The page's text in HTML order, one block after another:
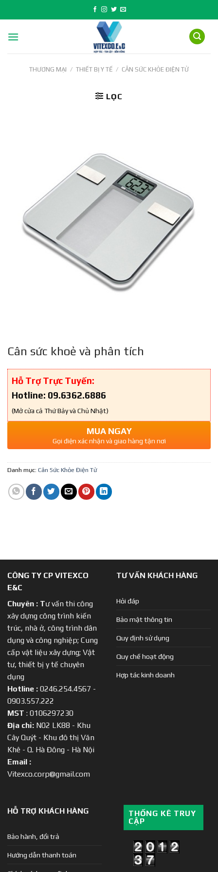
to
THƯƠNG MẠI / THIẾT BỊ Y TẾ / CÂN SỨC KHỎE ĐIỆN TỬ
LỌC
Cân sức khoẻ và phân tích
Hỗ Trợ Trực Tuyến:
Hotline: 09.6362.6886
(Mở cửa cả Thứ Bảy và Chủ Nhật)
MUA NGAY
Gọi điện xác nhận và giao hàng tận nơi
Danh mục: Cân Sức Khỏe Điện Tử
CÔNG TY CP VITEXCO
E&C
Chuyên : Tư vấn thi công
xây dựng công trình kiến
trúc, nhà ở, công trình dân
dụng và công nghiệp; Cung
cấp vật liệu xây dựng; Vật
tư, thiết bị y tế chuyên
dụng
Hotline : 0246.254.4567 -
0903.557.222
MST : 0106297230
Địa chỉ: N02 LK88 - Khu
Cây Quýt - Khu đô thị Văn
Khê - Q. Hà Đông - Hà Nội
Email :
Vitexco.corp@gmail.com
TƯ VẤN KHÁCH HÀNG
Hỏi đáp
Bảo mật thông tin
Quy định sử dụng
Quy chế hoạt động
Hợp tác kinh doanh
HỖ TRỢ KHÁCH HÀNG
Bảo hành, đổi trả
Hướng dẫn thanh toán
THỐNG KÊ TRUY
CẬP